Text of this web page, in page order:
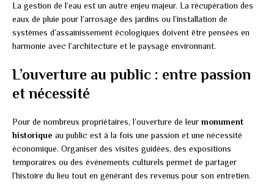
La gestion de l’eau est un autre enjeu majeur. La récupération des
eaux de pluie pour l’arrosage des jardins ou l’installation de
systèmes d’assainissement écologiques doivent être pensées en
harmonie avec l’architecture et le paysage environnant.
L’ouverture au public : entre passion
et nécessité
Pour de nombreux propriétaires, l’ouverture de leur monument
historique au public est à la fois une passion et une nécessité
économique. Organiser des visites guidées, des expositions
temporaires ou des événements culturels permet de partager
l’histoire du lieu tout en générant des revenus pour son entretien.